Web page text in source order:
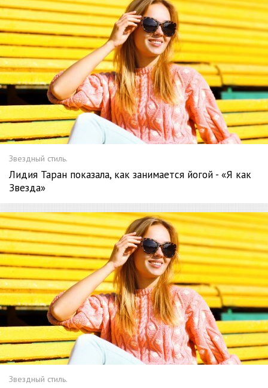
Звездный стиль.
Лидия Таран показала, как занимается йогой - «Я как
Звезда»
Звездный стиль.